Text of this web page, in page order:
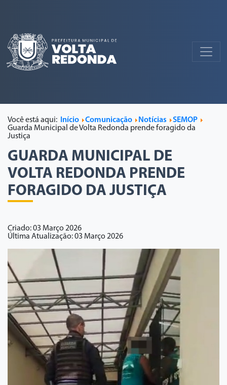
Você está aqui: Início Comunicação Notícias
SEMOP
Guarda Municipal de Volta Redonda prende foragido da
Justiça
GUARDA MUNICIPAL DE
VOLTA REDONDA PRENDE
FORAGIDO DA JUSTIÇA
Criado: 03 Março 2026
Última Atualização: 03 Março 2026